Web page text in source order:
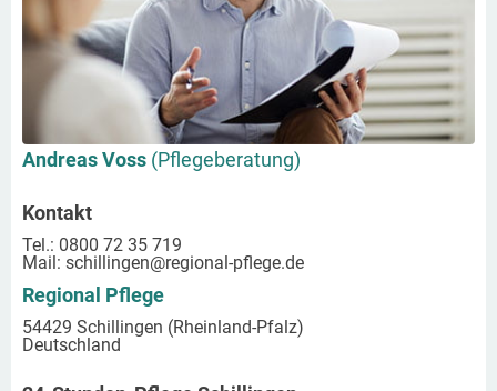
Andreas Voss (Pflegeberatung)
Kontakt
Tel.: 0800 72 35 719
Mail: schillingen@regional-pflege.de
Regional Pflege
54429 Schillingen (Rheinland-Pfalz)
Deutschland